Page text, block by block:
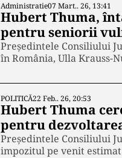
Administratie07 Mart.. 26, 13:41
Hubert Thuma,
pentru seniorii
Președintele Consiliului
în România, Ulla Krauss-
POLITICĂ22 Feb.. 26, 20:53
Hubert Thuma
pentru
Preşedintele Consiliului
impozitul pe venit